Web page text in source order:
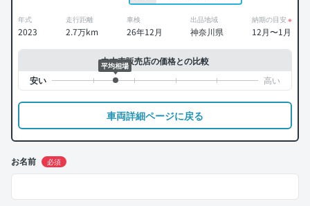
年式
2023
走行距離
2.7万km
車検
26年12月
出品地域
神奈川県
納期の目安 ※
12月〜1月
中古車販売店の価格との比較
平均相場
車両詳細ページに戻る
お名前 必須